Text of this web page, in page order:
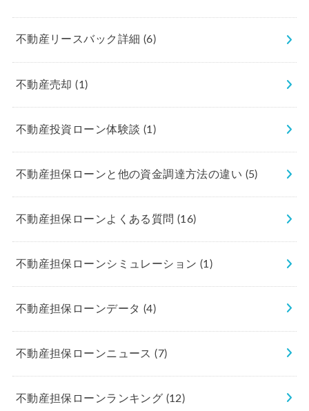
不動産リースバック詳細 (6)
不動産売却(1)
不動産投資ローン体験談 (1)
不動産担保ローンと他の資金調達方法の違い (5)
不動産担保ローンよくある質問(16)
不動産担保ローンシミュレーション (1)
不動産担保ローンデータ (4)
不動産担保ローンニュース(7)
不動産担保ローンランキング (12)